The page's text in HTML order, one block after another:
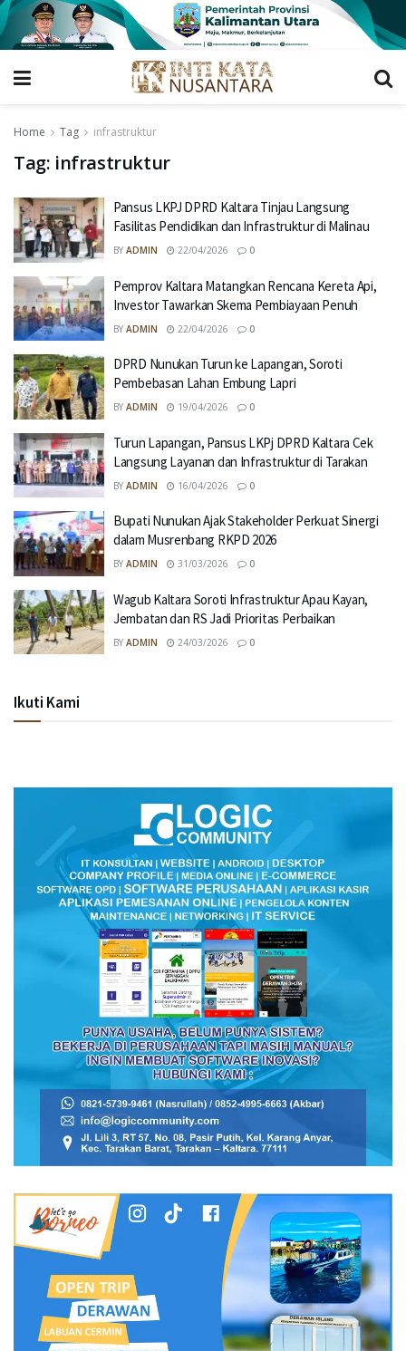
Home Tag infrastruktur
Tag: infrastruktur
Pansus LKPJ DPRD Kaltara Tinjau Langsung
Fasilitas Pendidikan dan Infrastruktur di Malinau
BY ADMIN 22/04/2026 0
Pemprov Kaltara Matangkan Rencana Kereta Api,
Investor Tawarkan Skema Pembiayaan Penuh
BY ADMIN 22/04/2026 0
DPRD Nunukan Turun ke Lapangan, Soroti
Pembebasan Lahan Embung Lapri
BY ADMIN 19/04/2026 0
Turun Lapangan, Pansus LKPj DPRD Kaltara Cek
Langsung Layanan dan Infrastruktur di Tarakan
BY ADMIN 16/04/2026 0
Bupati Nunukan Ajak Stakeholder Perkuat Sinergi
dalam Musrenbang RKPD 2026
BY ADMIN 31/03/2026 0
Wagub Kaltara Soroti Infrastruktur Apau Kayan,
Jembatan dan RS Jadi Prioritas Perbaikan
BY ADMIN 24/03/2026 0
Ikuti Kami